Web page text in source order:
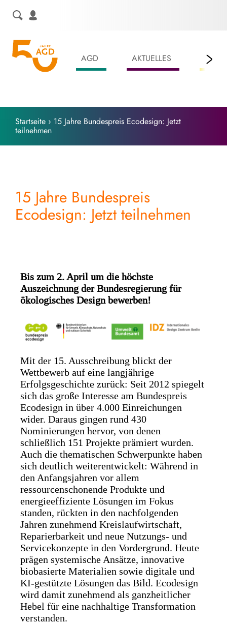
AGD AKTUELLES
Startseite › 15 Jahre Bundespreis Ecodesign: Jetzt
teilnehmen
15 Jahre Bundespreis
Ecodesign: Jetzt teilnehmen
Bis zum 2. April um die höchste
Auszeichnung der Bundesregierung für
ökologisches Design bewerben!
Mit der 15. Ausschreibung blickt der
Wettbewerb auf eine langjährige
Erfolgsgeschichte zurück: Seit 2012 spiegelt
sich das große Interesse am Bundespreis
Ecodesign in über 4.000 Einreichungen
wider. Daraus gingen rund 430
Nominierungen hervor, von denen
schließlich 151 Projekte prämiert wurden.
Auch die thematischen Schwerpunkte haben
sich deutlich weiterentwickelt: Während in
den Anfangsjahren vor allem
ressourcenschonende Produkte und
energieeffiziente Lösungen im Fokus
standen, rückten in den nachfolgenden
Jahren zunehmend Kreislaufwirtschaft,
Reparierbarkeit und neue Nutzungs- und
Servicekonzepte in den Vordergrund. Heute
prägen systemische Ansätze, innovative
biobasierte Materialien sowie digitale und
KI-gestützte Lösungen das Bild. Ecodesign
wird damit zunehmend als ganzheitlicher
Hebel für eine nachhaltige Transformation
verstanden.